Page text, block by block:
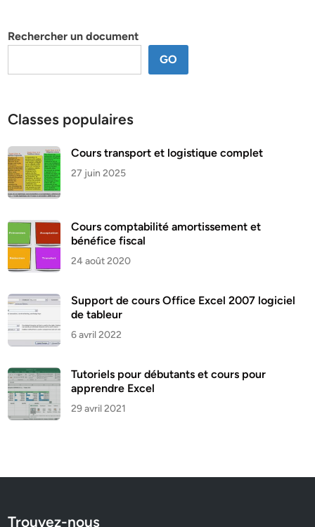
Rechercher un document
GO
Classes populaires
Cours transport et logistique complet
27 juin 2025
Cours comptabilité amortissement et
bénéfice fiscal
24 août 2020
Support de cours Office Excel 2007 logiciel
de tableur
6 avril 2022
Tutoriels pour débutants et cours pour
apprendre Excel
29 avril 2021
Trouvez-nous